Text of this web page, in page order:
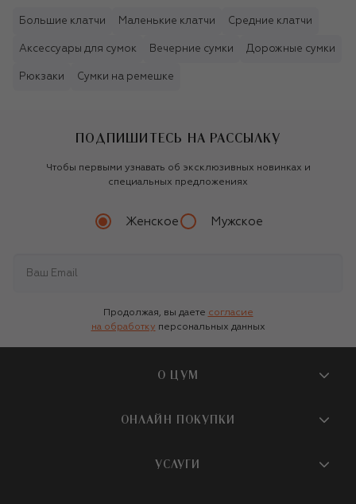
Большие клатчи Маленькие клатчи Средние клатчи
Аксессуары для сумок Вечерние сумки Дорожные сумки
Рюкзаки Сумки на ремешке
ПОДПИШИТЕСЬ НА РАССЫЛКУ
Чтобы первыми узнавать об эксклюзивных новинках и
специальных предложениях
Женское Мужское
Продолжая, вы даете согласие
на обработку персональных данных
О ЦУМ
О магазине
Бутики и ПВЗ ЦУМ
ОНЛАЙН ПОКУПКИ
УСЛУГИ